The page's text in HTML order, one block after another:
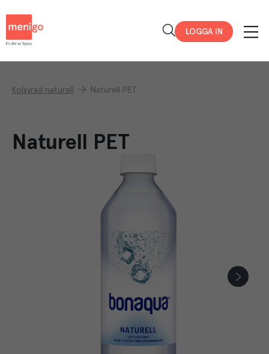
LOGGA IN
Kolsyrad naturell Naturell PET
Naturell PET